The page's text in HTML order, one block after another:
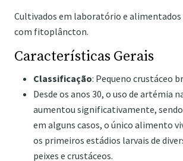
Cultivados em laboratório e alimentados
com fitoplâncton.
Características Gerais
Classificação: Pequeno crustáceo
Desde os anos 30, o uso de artémia
aumentou significativamente,
em alguns casos, o único alimento
os primeiros estádios larvais de
peixes e crustáceos.